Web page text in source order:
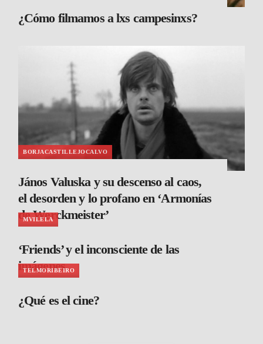
¿Cómo filmamos a lxs campesinxs?
BORJACASTILLEJOCALVO
János Valuska y su descenso al caos,
el desorden y lo profano en ‘Armonías
de Werckmeister’
MVILELA
‘Friends’ y el inconsciente de las
imágenes
TELMORIBEIRO
¿Qué es el cine?